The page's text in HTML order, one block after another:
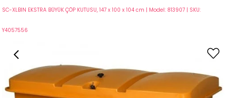
SC-XLBIN EKSTRA BÜYÜK ÇÖP KUTUSU, 147 x 100 x 104 cm | Model: 813907 | SKU:
Y4057556